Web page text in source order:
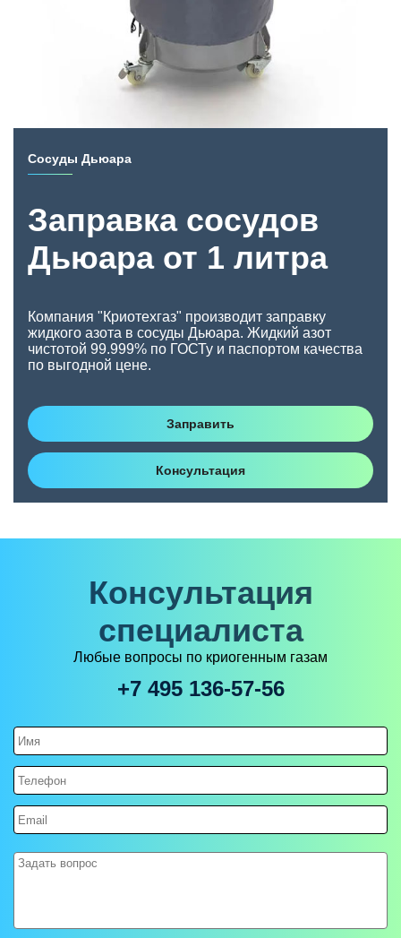
Сосуды Дьюара
Заправка сосудов
Дьюара от 1 литра
Компания "Криотехгаз" производит заправку
жидкого азота в сосуды Дьюара. Жидкий азот
чистотой 99.999% по ГОСТу и паспортом качества
по выгодной цене.
Заправить
Консультация
Консультация
специалиста
Любые вопросы по криогенным газам
+7 495 136-57-56